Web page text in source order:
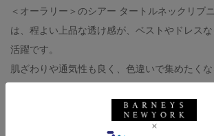
＜オーラリー＞のシアー タートルネックリブ
は、程よい上品な透け感が、ベストやドレス
活躍です。
肌ざわりや通気性も良く、色違いで集めたく
＜ガニー＞のポインテッドトゥバックスリング